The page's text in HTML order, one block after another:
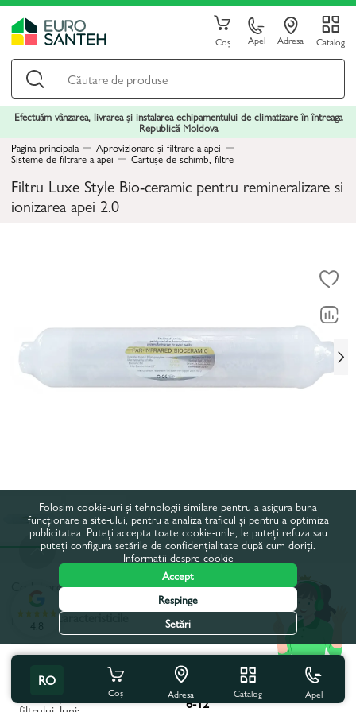
Coș Apel Adresa Catalog
Efectuăm vânzarea, livrarea și instalarea echipamentului de climatizare în întreaga
Republică Moldova
Pagina principala
Aprovizionare și filtrare a apei
Sisteme de filtrare a apei Cartușe de schimb, filtre
Filtru Luxe Style Bio-ceramic pentru remineralizare si
ionizarea apei 2.0
Codul produsului:15087
Toate caracteristicile
Specificațiile produsului
Frecvența de schimbare a 6-12
RO
Coș Adresa Catalog Apel
4.8
Folosim cookie-uri și tehnologii similare pentru a asigura buna
funcționare a site-ului, pentru a analiza traficul și pentru a optimiza
publicitatea. Puteți accepta toate cookie-urile, le puteți refuza sau
puteți configura setările de confidențialitate după cum doriți.
Informații despre cookie
Accept
Respinge
Setări